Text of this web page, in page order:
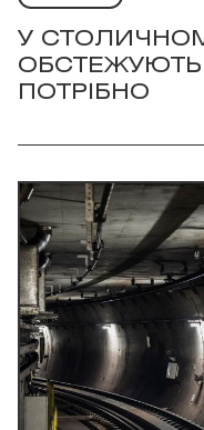
У
ОБСТЕЖУЮТЬ
ПОТРІБНО